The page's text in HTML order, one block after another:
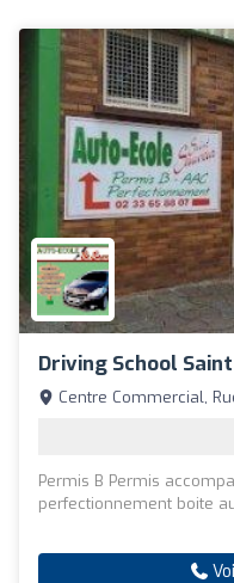
Driving School
Centre Commercial,
Permis B Permis
perfectionnement boite